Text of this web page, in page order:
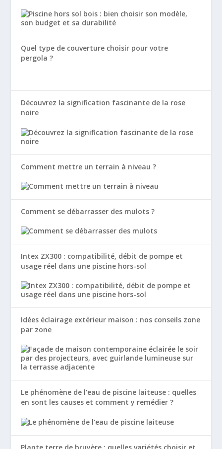
Quel type de couverture choisir pour votre
pergola ?
Découvrez la signification fascinante de la rose
noire
Comment mettre un terrain à niveau ?
Comment se débarrasser des mulots ?
Intex ZX300 : compatibilité, débit de pompe et
usage réel dans une piscine hors-sol
Idées éclairage extérieur maison : nos conseils zone
par zone
Le phénomène de l’eau de piscine laiteuse : quelles
en sont les causes et comment y remédier ?
Plante terre de bruyère : quelles variétés choisir et